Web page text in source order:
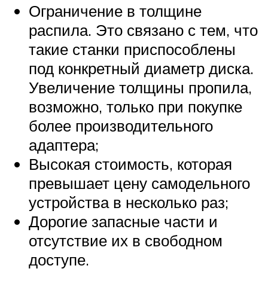
Ограничение в толщине
распила. Это связано с тем, что
такие станки приспособлены
под конкретный диаметр диска.
Увеличение толщины пропила,
возможно, только при покупке
более производительного
адаптера;
Высокая стоимость, которая
превышает цену самодельного
устройства в несколько раз;
Дорогие запасные части и
отсутствие их в свободном
доступе.